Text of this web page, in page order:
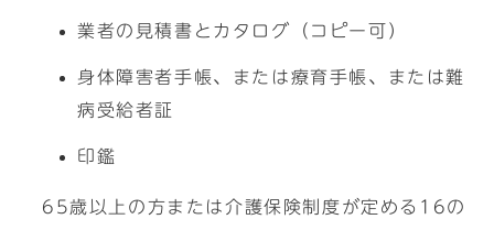
業者の見積書とカタログ（コピー可）
身体障害者手帳、または療育手帳、または難
病受給者証
印鑑
65歳以上の方または介護保険制度が定める16の